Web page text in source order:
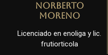
Norberto
Moreno
Licenciado en enoliga y lic.
frutiorticola